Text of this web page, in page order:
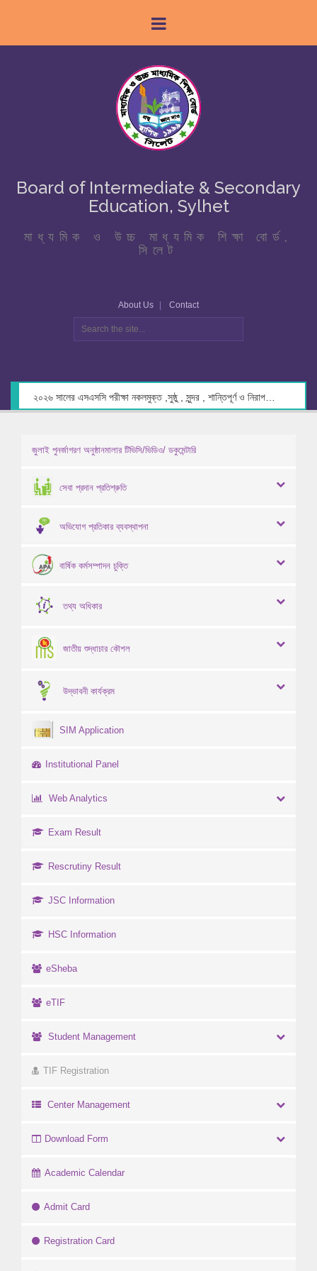
Board of Intermediate & Secondary
Education, Sylhet
মাধ্যমিক ও উচ্চ মাধ্যমিক শিক্ষা বোর্ড,
সিলেট
About Us Contact
জুলাই পুনর্জাগরণ অনুষ্ঠানমালার টিভিসি/ভিডিও/ ডকুমেন্টারি
সেবা প্রদান প্রতিশ্রুতি
অভিযোগ প্রতিকার ব্যবস্থাপনা
বার্ষিক কর্মসম্পাদন চুক্তি
তথ্য অধিকার
জাতীয় শুদ্ধাচার কৌশল
উদ্ভাবনী কার্যক্রম
SIM Application
Institutional Panel
Web Analytics
Exam Result
Rescrutiny Result
JSC Information
HSC Information
eSheba
eTIF
Student Management
TIF Registration
Center Management
Download Form
Academic Calendar
Admit Card
Registration Card